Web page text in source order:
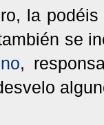
la
se
,